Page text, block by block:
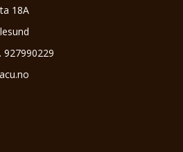
18A
927990229